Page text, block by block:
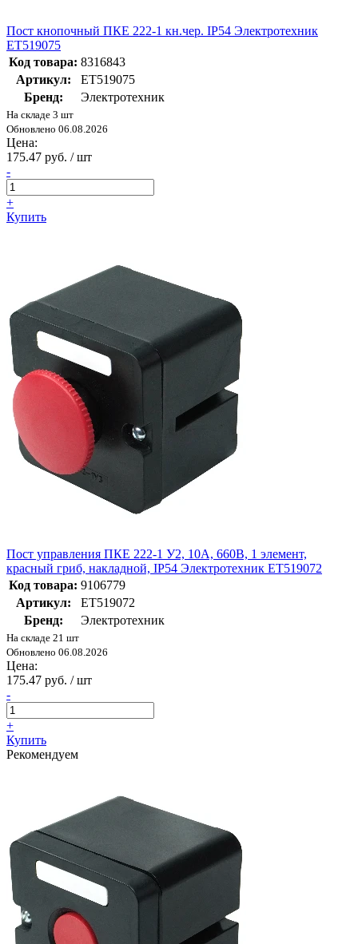
Пост кнопочный ПКЕ 222-1 кн.чер. IP54 Электротехник
ET519075
Код товара: 8316843
Артикул:
ET519075
Бренд:
Электротехник
На складе 3 шт
Обновлено 06.08.2026
Цена:
175.47 руб. / шт
-
+
Купить
Пост управления ПКЕ 222-1 У2, 10А, 660В, 1 элемент,
красный гриб, накладной, IP54 Электротехник ET519072
Код товара: 9106779
Артикул:
ET519072
Бренд:
Электротехник
На складе 21 шт
Обновлено 06.08.2026
Цена:
175.47 руб. / шт
-
+
Купить
Рекомендуем